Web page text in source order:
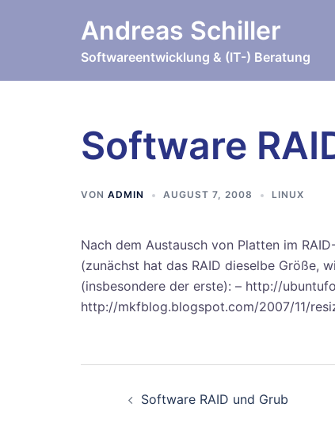
Andreas Schiller
Softwareentwicklung & (IT-) Beratung
Software
VON ADMIN AUGUST 7, 2008 LINUX
Nach dem Austausch von Platten im
(zunächst hat das RAID dieselbe Größe,
(insbesondere der erste): – http://
http://mkfblog.blogspot.com/2007/11/
Software RAID und Grub